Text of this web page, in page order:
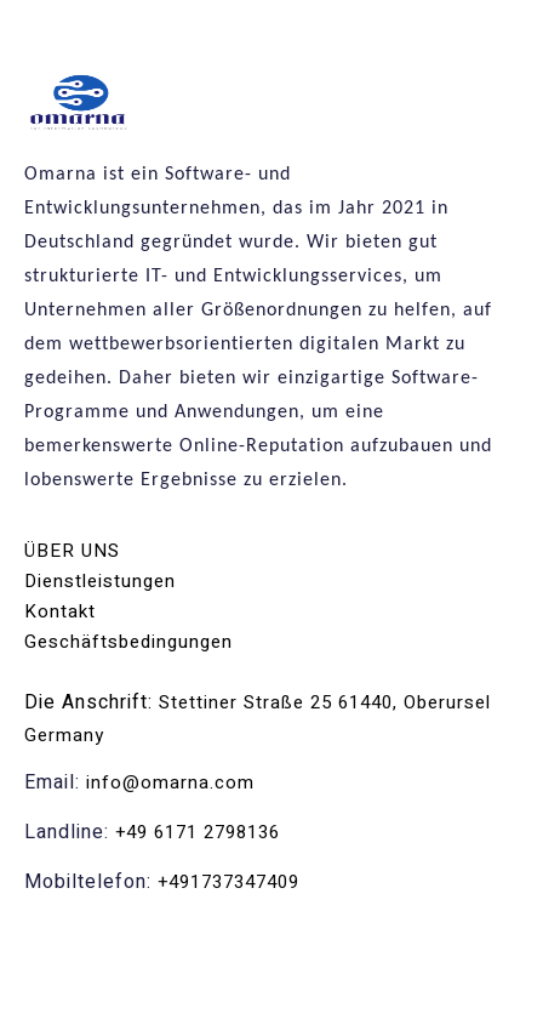
Omarna ist ein Software- und
Entwicklungsunternehmen, das im Jahr 2021 in
Deutschland gegründet wurde. Wir bieten gut
strukturierte IT- und Entwicklungsservices, um
Unternehmen aller Größenordnungen zu helfen, auf
dem wettbewerbsorientierten digitalen Markt zu
gedeihen. Daher bieten wir einzigartige Software-
Programme und Anwendungen, um eine
bemerkenswerte Online-Reputation aufzubauen und
lobenswerte Ergebnisse zu erzielen.
ÜBER UNS
Dienstleistungen
Kontakt
Geschäftsbedingungen
Die Anschrift: Stettiner Straße 25 61440, Oberursel
Germany
Email: info@omarna.com
Landline: +49 6171 2798136
Mobiltelefon: +491737347409